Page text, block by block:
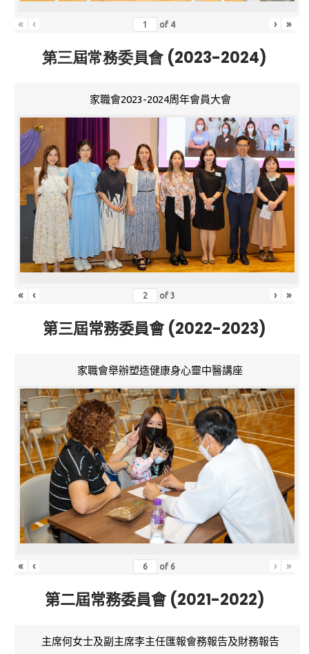
« ‹ of 4 › »
第三屆常務委員會 (2023-2024)
家職會2023-2024周年會員大會
« ‹ of3 › »
第三屆常務委員會 (2022-2023)
家職會舉辦塑造健康身心靈中醫講座
« ‹ of 6 › »
第二屆常務委員會 (2021-2022)
主席何女士及副主席李主任匯報會務報告及財務報告